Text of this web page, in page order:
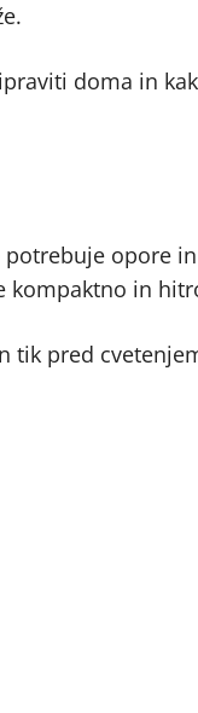
doma in
opore
kompaktno in
tik pred